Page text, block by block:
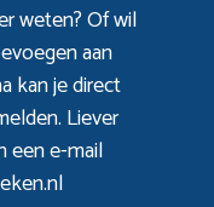
weten? Of wil
aan
kan je direct
Liever
een e-mail